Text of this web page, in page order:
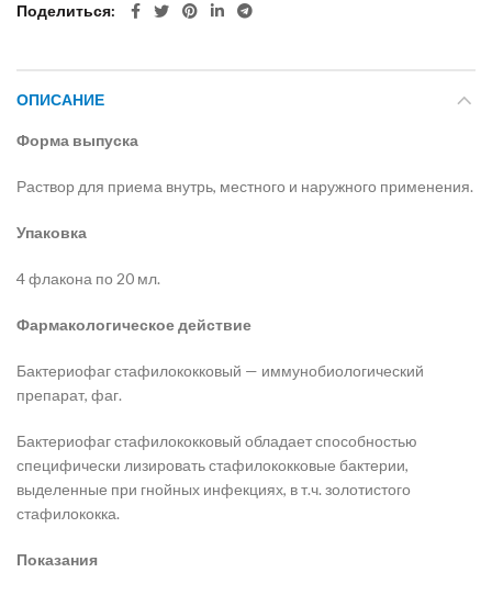
Поделиться
ОПИСАНИЕ
Форма выпуска
Раствор для приема внутрь, местного и наружного применения.
Упаковка
4 флакона по 20 мл.
Фармакологическое действие
Бактериофаг стафилококковый — иммунобиологический
препарат, фаг.
Бактериофаг стафилококковый обладает способностью
специфически лизировать стафилококковые бактерии,
выделенные при гнойных инфекциях, в т.ч. золотистого
стафилококка.
Показания